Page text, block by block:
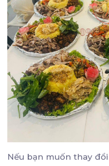
Nếu bạn muốn thay